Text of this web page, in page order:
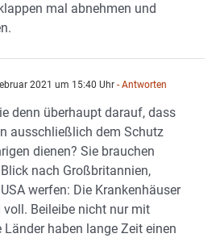
mal abnehmen und
2021 um 15:40 Uhr - Antworten
denn überhaupt darauf, dass
ausschließlich dem Schutz
dienen? Sie brauchen
nach Großbritannien,
werfen: Die Krankenhäuser
Beileibe nicht nur mit
Länder haben lange Zeit einen